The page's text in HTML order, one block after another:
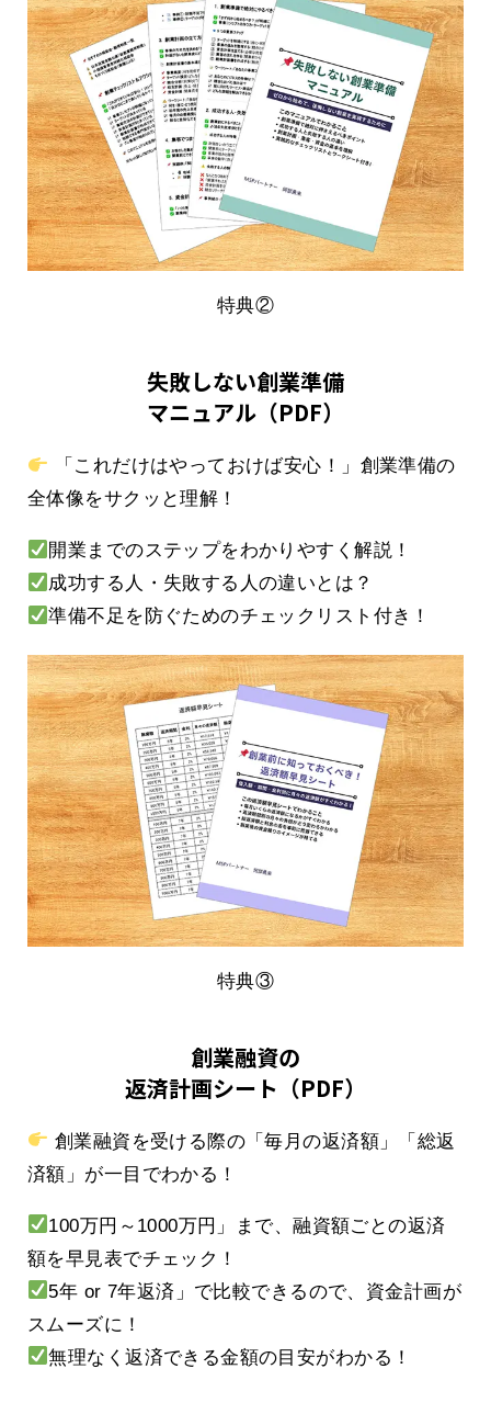
特典②
失敗しない創業準備
マニュアル（PDF）
「これだけはやっておけば安心！」創業準備の
全体像をサクッと理解！
開業までのステップをわかりやすく解説！
成功する人・失敗する人の違いとは？
準備不足を防ぐためのチェックリスト付き！
特典③
創業融資の
返済計画シート（PDF）
創業融資を受ける際の「毎月の返済額」「総返
済額」が一目でわかる！
100万円～1000万円」まで、融資額ごとの返済
額を早見表でチェック！
5年 or 7年返済」で比較できるので、資金計画が
スムーズに！
無理なく返済できる金額の目安がわかる！